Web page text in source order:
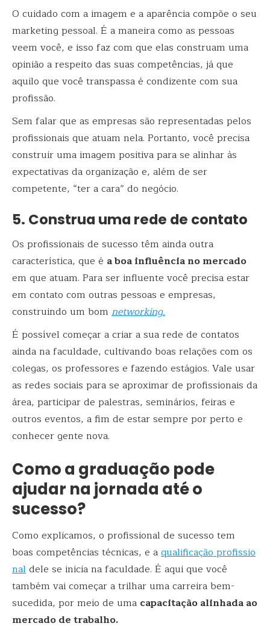
O cuidado com a imagem e a aparência compõe o seu
marketing pessoal. É a maneira como as pessoas
veem você, e isso faz com que elas construam uma
opinião a respeito das suas competências, já que
aquilo que você transpassa é condizente com sua
profissão.
Sem falar que as empresas são representadas pelos
profissionais que atuam nela. Portanto, você precisa
construir uma imagem positiva para se alinhar às
expectativas da organização e, além de ser
competente, “ter a cara” do negócio.
5. Construa uma rede de contato
Os profissionais de sucesso têm ainda outra
característica, que é a boa influência no mercado
em que atuam. Para ser influente você precisa estar
em contato com outras pessoas e empresas,
construindo um bom networking.
É possível começar a criar a sua rede de contatos
ainda na faculdade, cultivando boas relações com os
colegas, os professores e fazendo estágios. Vale usar
as redes sociais para se aproximar de profissionais da
área, participar de palestras, seminários, feiras e
outros eventos, a fim de estar sempre por perto e
conhecer gente nova.
Como a graduação pode
ajudar na jornada até o
sucesso?
Como explicamos, o profissional de sucesso tem
boas competências técnicas, e aqualificação profissio
naldele se inicia na faculdade. É aqui que você
também vai começar a trilhar uma carreira bem-
sucedida, por meio de uma capacitação alinhada ao
mercado de trabalho.